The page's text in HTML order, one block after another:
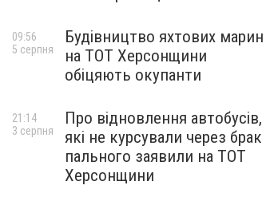
Будівництво яхтових марин
на ТОТ Херсонщини
обіцяють окупанти
09:56
5 серпня
Про відновлення автобусів,
які не курсували через брак
пального заявили на ТОТ
Херсонщини
21:14
3 серпня